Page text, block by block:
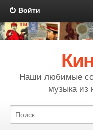
Войти
Наши любимые
музыка из